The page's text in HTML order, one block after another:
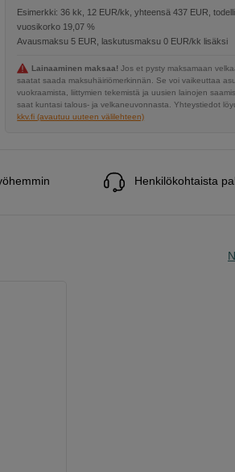
Esimerkki: 36 kk, 12 EUR/kk, yhteensä 437 EUR,
vuosikorko 19,07 %
Avausmaksu 5 EUR, laskutusmaksu 0 EUR/kk lisäksi
Lainaaminen maksaa! Jos et pysty maksamaan
saatat saada maksuhäiriömerkinnän. Se voi vaikeuttaa
vuokraamista, liittymien tekemistä ja uusien lainojen
saat kuntasi talous- ja velkaneuvonnasta. Yhteystiedot
kkv.fi (avautuu uuteen välilehteen)
Henkilökohtaista